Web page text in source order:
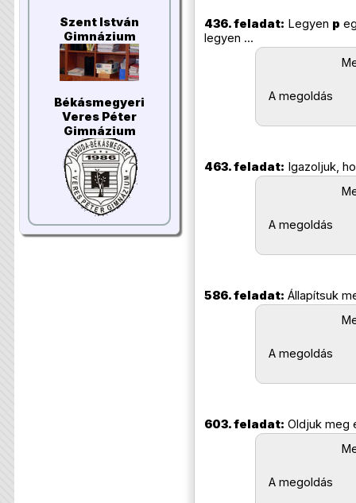
Szent István
Gimnázium
Békásmegyeri
Veres Péter
Gimnázium
436. feladat: Legyen p
legyen ...
A megoldás
463. feladat: Igazoljuk,
A megoldás
586. feladat: Állapítsuk
A megoldás
603. feladat: Oldjuk meg
A megoldás